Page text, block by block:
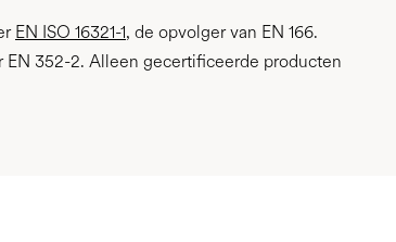
EN ISO 16321-1, de opvolger van EN 166.
EN 352-2. Alleen gecertificeerde producten